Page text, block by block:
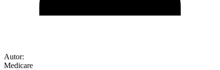
Autor:
Medicare